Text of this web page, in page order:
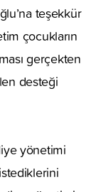
teşekkür
çocukların
gerçekten
desteği
yönetimi